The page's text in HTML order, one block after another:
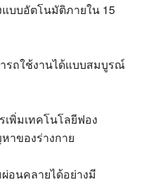
แบบอัตโนมัติภายใน 15
รถใช้งานได้แบบสมบูรณ์
พิ่มเทคโนโลยีฟอง
าของร่างกาย
อนคลายได้อย่างมี